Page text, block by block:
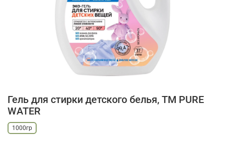
Гель для стирки детского белья, ТМ PURE
WATER
1000гр